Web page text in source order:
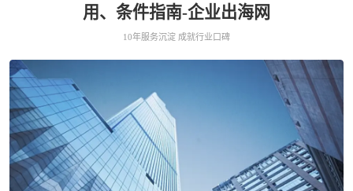
用、条件指南-企业出海网
10年服务沉淀 成就行业口碑